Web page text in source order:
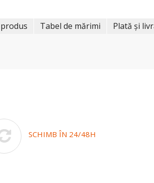
Tabel de mărimi Plată și
SCHIMB ÎN 24/48H